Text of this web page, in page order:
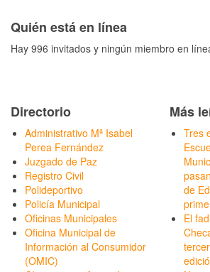
Quién está en línea
Hay 996 invitados y ningún miembro en
Directorio
Administrativo Mª Isabel
Perea Fernández
Juzgado de Paz
Registro Civil
Polideportivo
Policía Municipal
Oficinas Municipales
Oficina Municipal de
Información al Consumidor
(OMIC)
Más
Tres
de
El